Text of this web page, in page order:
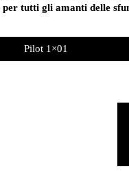
per tutti gli amanti delle
Pilot 1×01